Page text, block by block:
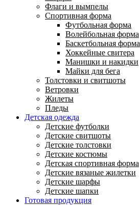
Флаги и вымпелы
Спортивная форма
Футбольная форма
Волейбольная форма
Баскетбольная форма
Хоккейные свитера
Манишки и накидки
Майки для бега
Толстовки и свитшоты
Ветровки
Жилеты
Пледы
Детская одежда
Детские футболки
Детские свитшоты
Детские толстовки
Детские костюмы
Детская спортивная форма
Детские вязаные жилетки
Детские шарфы
Детские шапки
Готовая продукция